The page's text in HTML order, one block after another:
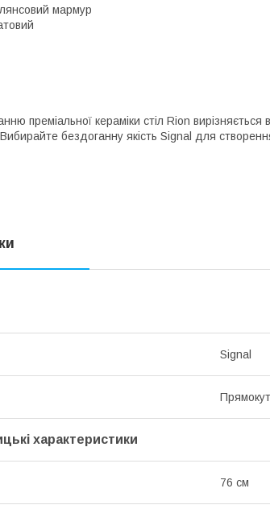
мармур
преміальної кераміки стіл Rion вирізняється
Вибирайте бездоганну якість Signal для
Signal
характеристики
76 см